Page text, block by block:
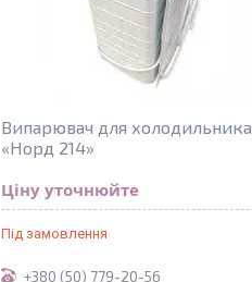
Випарювач для холодильника
«Норд 214»
Ціну уточнюйте
Під замовлення
+380 (50) 779-20-56